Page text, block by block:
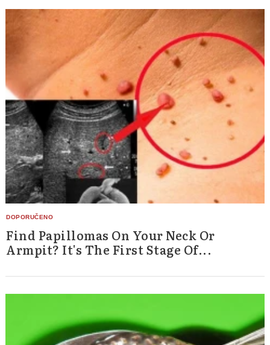
Find Papillomas On Your Neck Or
Armpit? It's The First Stage Of...